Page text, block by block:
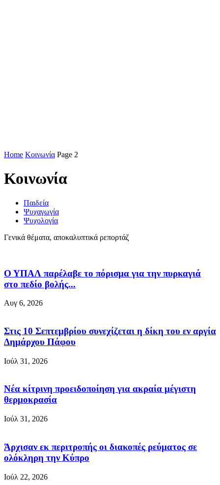
Home Κοινωνία Page 2
Κοινωνία
Παιδεία
Ψυχαγωγία
Ψυχολογία
Γενικά θέματα, αποκαλυπτικά ρεπορτάζ
Ο ΥΠΑΛ παρέλαβε το πόρισμα για την πυρκαγιά
στο πεδίο βολής...
Αυγ 6, 2026
Στις 10 Σεπτεμβρίου συνεχίζεται η δίκη του εν αργία
Δημάρχου Πάφου
Ιούλ 31, 2026
Νέα κίτρινη προειδοποίηση για ακραία μέγιστη
θερμοκρασία
Ιούλ 31, 2026
Άρχισαν εκ περιτροπής οι διακοπές ρεύματος σε
ολόκληρη την Κύπρο
Ιούλ 22, 2026